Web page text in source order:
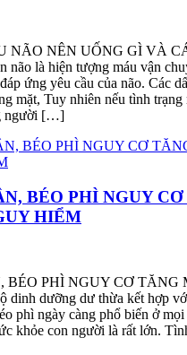
NÃO NÊN UỐNG GÌ VÀ
não là hiện tượng máu vận
ứng yêu cầu của não. Các
mặt, Tuy nhiên nếu tình
người […]
BÉO PHÌ NGUY
HIỂM
BÉO PHÌ NGUY CƠ TĂNG
dinh dưỡng dư thừa kết hợp
phì ngày càng phổ biến ở
khỏe con người là rất lớn.